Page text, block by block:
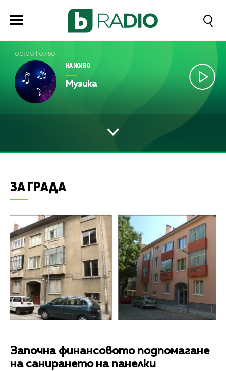
00:00 07:50
НА ЖИВО
Музика
ЗА ГРАДА
Започна финансовото подпомагане
на санирането на панелки